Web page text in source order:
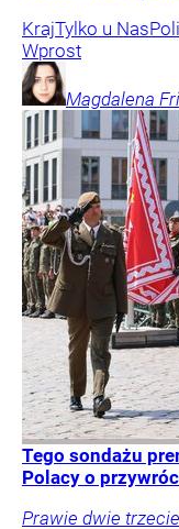
KrajTylko u Nas
Wprost
Magdalena
Tego sondażu
Polacy o
Prawie dwie